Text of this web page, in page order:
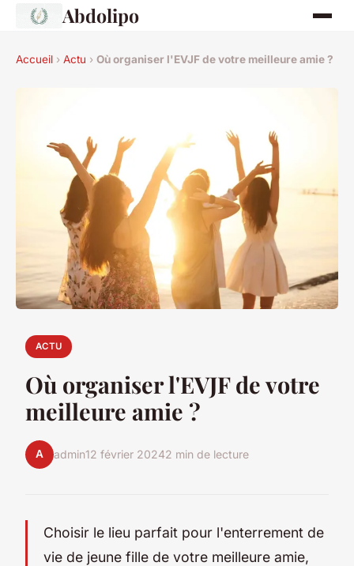
Abdolipo
Accueil › Actu › Où organiser l'EVJF de votre meilleure amie ?
ACTU
Où organiser l'EVJF de votre
meilleure amie ?
A admin12 février 20242 min de lecture
Choisir le lieu parfait pour l'enterrement de
vie de jeune fille de votre meilleure amie,